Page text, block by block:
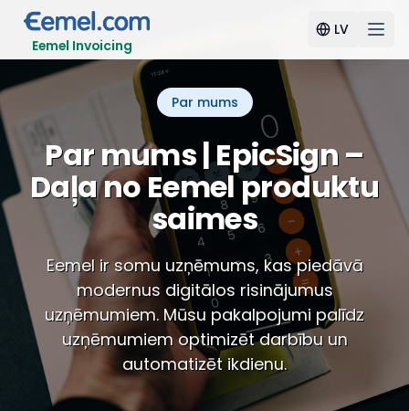
Eemel Invoicing
LV
Par mums
Par mums | EpicSign –
Daļa no Eemel produktu
saimes
Eemel ir somu uzņēmums, kas piedāvā
modernus digitālos risinājumus
uzņēmumiem. Mūsu pakalpojumi palīdz
uzņēmumiem optimizēt darbību un
automatizēt ikdienu.